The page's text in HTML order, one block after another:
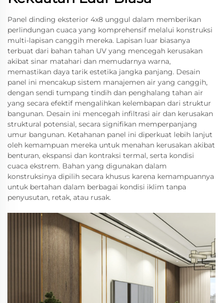
Panel dinding eksterior 4x8 unggul dalam memberikan
perlindungan cuaca yang komprehensif melalui konstruksi
multi-lapisan canggih mereka. Lapisan luar biasanya
terbuat dari bahan tahan UV yang mencegah kerusakan
akibat sinar matahari dan memudarnya warna,
memastikan daya tarik estetika jangka panjang. Desain
panel ini mencakup sistem manajemen air yang canggih,
dengan sendi tumpang tindih dan penghalang tahan air
yang secara efektif mengalihkan kelembapan dari struktur
bangunan. Desain ini mencegah infiltrasi air dan kerusakan
struktural potensial, secara signifikan memperpanjang
umur bangunan. Ketahanan panel ini diperkuat lebih lanjut
oleh kemampuan mereka untuk menahan kerusakan akibat
benturan, ekspansi dan kontraksi termal, serta kondisi
cuaca ekstrem. Bahan yang digunakan dalam
konstruksinya dipilih secara khusus karena kemampuannya
untuk bertahan dalam berbagai kondisi iklim tanpa
penyusutan, retak, atau rusak.